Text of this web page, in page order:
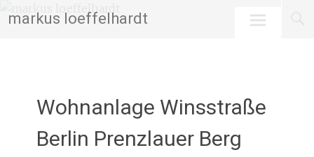
tomarkus loeffelhardt
Wohnanlage Winsstraße
Berlin Prenzlauer Berg